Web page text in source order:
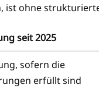
ohne
seit 2025
sofern die
erfüllt sind